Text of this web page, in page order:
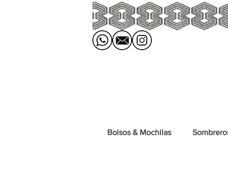
Bolsos & Mochilas